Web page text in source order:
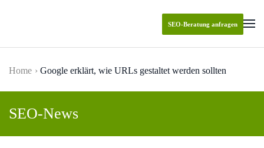
SEO-Beratung anfragen
Home Google erklärt, wie URLs gestaltet werden sollten
SEO-News